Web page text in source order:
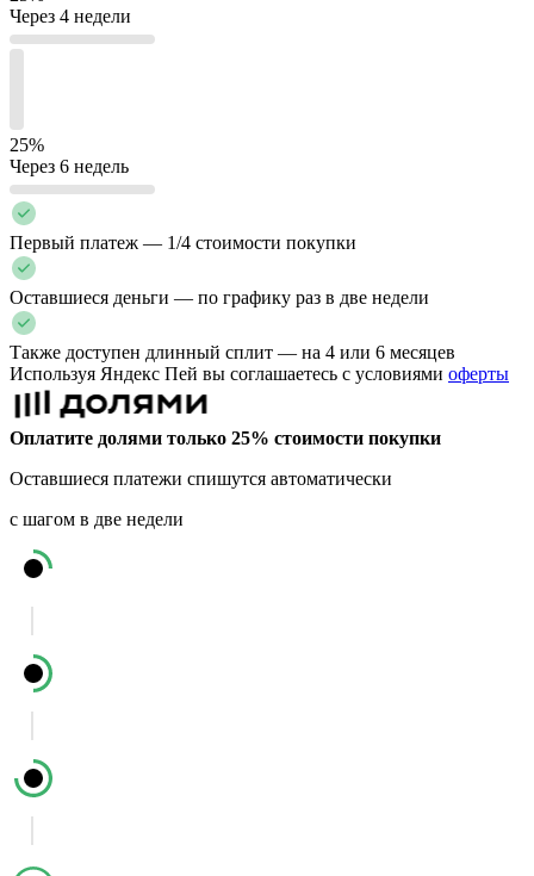
Через 4 недели
25%
Через 6 недель
Первый платеж — 1/4 стоимости покупки
Оставшиеся деньги — по графику раз в две недели
Также доступен длинный сплит — на 4 или 6 месяцев
Используя Яндекс Пей вы соглашаетесь с условиями оферты
Оплатите долями только 25% стоимости покупки
Оставшиеся платежи спишутся автоматически
с шагом в две недели